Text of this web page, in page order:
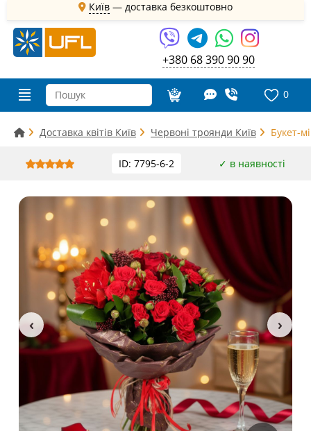
Київ — доставка безкоштовно
+380 68 390 90 90
0
Доставка квітів Київ Червоні троянди Київ Букет-
ID: 7795-6-2 ✓ в наявності